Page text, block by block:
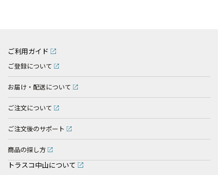
ご利用ガイド
ご登録について
お届け・配送について
ご注文について
ご注文後のサポート
商品の探し方
トラスコ中山について